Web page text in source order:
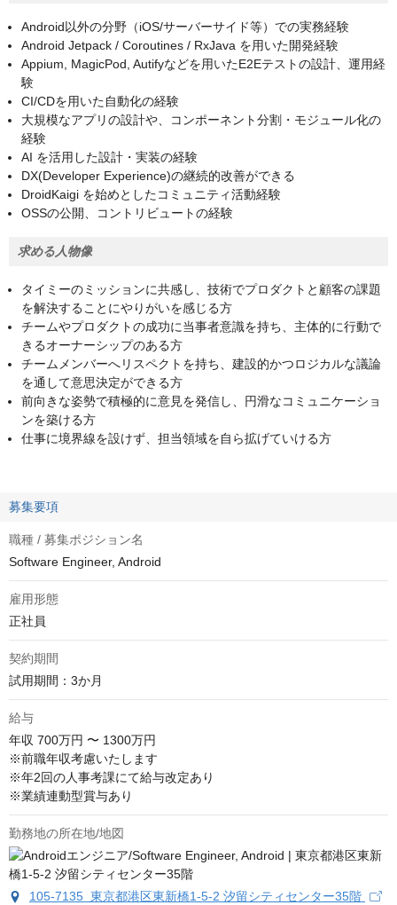
Android以外の分野（iOS/サーバーサイド等）での実務経験
Android Jetpack / Coroutines / RxJava を用いた開発経験
Appium, MagicPod, Autifyなどを用いたE2Eテストの設計、運用経
験
CI/CDを用いた自動化の経験
大規模なアプリの設計や、コンポーネント分割・モジュール化の
経験
AI を活用した設計・実装の経験
DX(Developer Experience)の継続的改善ができる
DroidKaigi を始めとしたコミュニティ活動経験
OSSの公開、コントリビュートの経験
求める人物像
タイミーのミッションに共感し、技術でプロダクトと顧客の課題
を解決することにやりがいを感じる方
チームやプロダクトの成功に当事者意識を持ち、主体的に行動で
きるオーナーシップのある方
チームメンバーへリスペクトを持ち、建設的かつロジカルな議論
を通して意思決定ができる方
前向きな姿勢で積極的に意見を発信し、円滑なコミュニケーショ
ンを築ける方
仕事に境界線を設けず、担当領域を自ら拡げていける方
募集要項
職種 / 募集ポジション名
Software Engineer, Android
雇用形態
正社員
契約期間
試用期間：3か月
給与
年収 700万円 〜 1300万円
※前職年収考慮いたします
※年2回の人事考課にて給与改定あり
※業績連動型賞与あり
勤務地の所在地/地図
105-7135 東京都港区東新橋1-5-2 汐留シティセンター35階